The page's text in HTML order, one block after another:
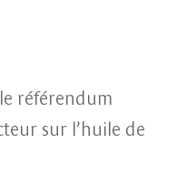
référendum
sur l’huile de